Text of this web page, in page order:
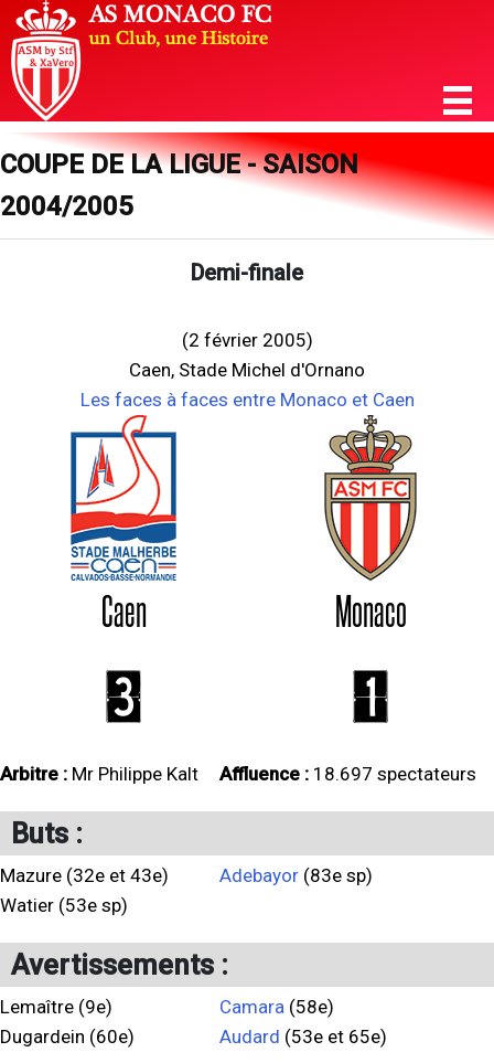
COUPE DE LA LIGUE - SAISON
2004/2005
Demi-finale
(2 février 2005)
Caen, Stade Michel d'Ornano
Les faces à faces entre Monaco et Caen
Caen Monaco
3 1
Arbitre : Mr Philippe Kalt Affluence : 18.697 spectateurs
Buts :
Mazure (32e et 43e)
Watier (53e sp)
Adebayor(83e sp)
Avertissements :
Lemaître (9e)
Dugardein (60e)
Camara(58e)
Audard (53e et 65e)